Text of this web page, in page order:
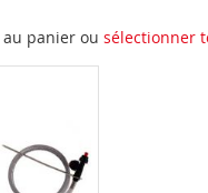
panier ou sélectionner